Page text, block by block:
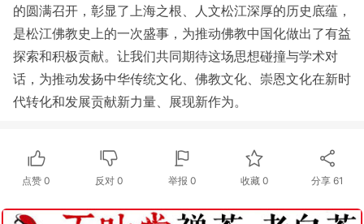
的圆满召开，彰显了上海之根、人文松江深厚的历史底蕴，
是松江佛教史上的一次盛事，为推动佛教中国化做出了有益
探索和积极贡献。让我们共同期待这场思想碰撞与学术对
话，为推动发扬中华传统文化、佛教文化、崇恩文化在新时
代转化和发展贡献新力量、展现新作为。
点赞0 反对 0 举报 0 收藏 0 分享61